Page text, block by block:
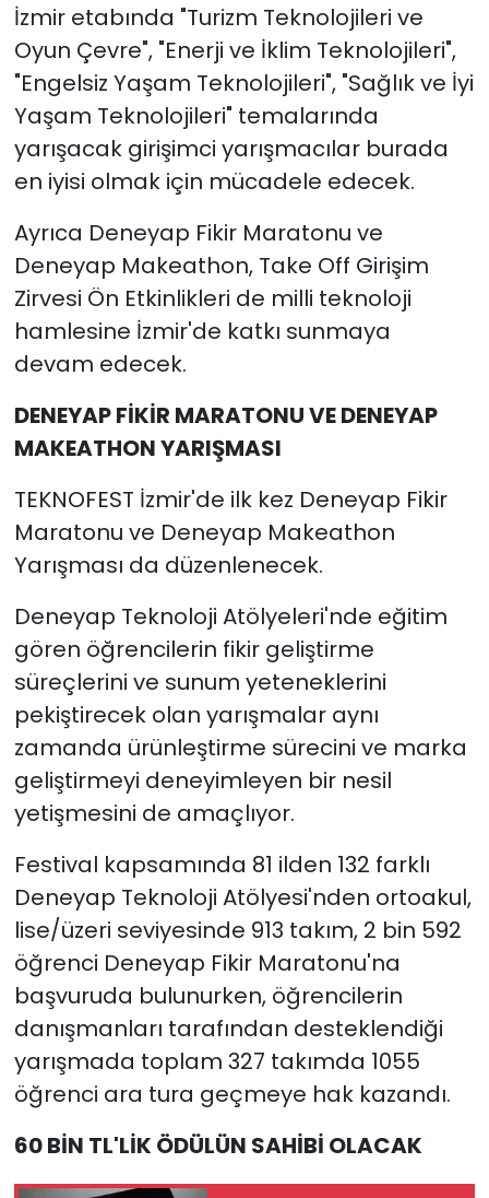
İzmir etabında "Turizm Teknolojileri ve
Oyun Çevre", "Enerji ve İklim Teknolojileri",
"Engelsiz Yaşam Teknolojileri", "Sağlık ve İyi
Yaşam Teknolojileri" temalarında
yarışacak girişimci yarışmacılar burada
en iyisi olmak için mücadele edecek.
Ayrıca Deneyap Fikir Maratonu ve
Deneyap Makeathon, Take Off Girişim
Zirvesi Ön Etkinlikleri de milli teknoloji
hamlesine İzmir'de katkı sunmaya
devam edecek.
DENEYAP FİKİR MARATONU VE DENEYAP
MAKEATHON YARIŞMASI
TEKNOFEST İzmir'de ilk kez Deneyap Fikir
Maratonu ve Deneyap Makeathon
Yarışması da düzenlenecek.
Deneyap Teknoloji Atölyeleri'nde eğitim
gören öğrencilerin fikir geliştirme
süreçlerini ve sunum yeteneklerini
pekiştirecek olan yarışmalar aynı
zamanda ürünleştirme sürecini ve marka
geliştirmeyi deneyimleyen bir nesil
yetişmesini de amaçlıyor.
Festival kapsamında 81 ilden 132 farklı
Deneyap Teknoloji Atölyesi'nden ortoakul,
lise/üzeri seviyesinde 913 takım, 2 bin 592
öğrenci Deneyap Fikir Maratonu'na
başvuruda bulunurken, öğrencilerin
danışmanları tarafından desteklendiği
yarışmada toplam 327 takımda 1055
öğrenci ara tura geçmeye hak kazandı.
60 BİN TL'LİK ÖDÜLÜN SAHİBİ OLACAK